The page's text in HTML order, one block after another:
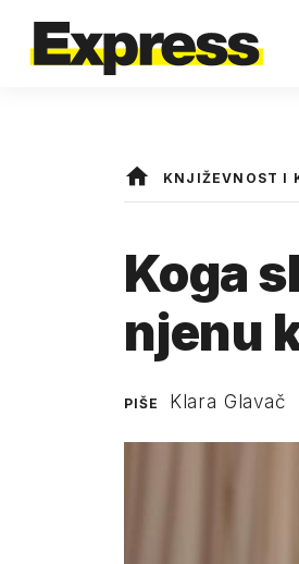
KNJIŽEVNOST I
Koga
njenu
PIŠE Klara Glavač